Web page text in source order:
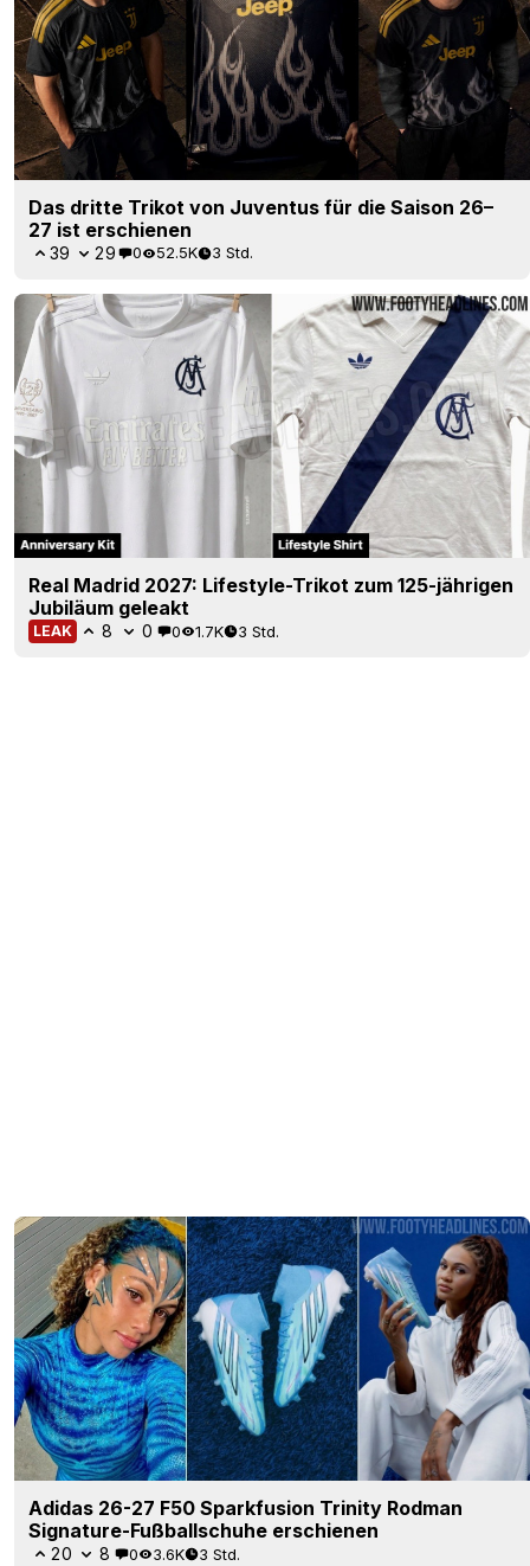
Das dritte Trikot von Juventus für die Saison 26–
27 ist erschienen
39 29 0 52.5K 3 Std.
Real Madrid 2027: Lifestyle-Trikot zum 125-jährigen
Jubiläum geleakt
LEAK 8 0 0 1.7K 3 Std.
Adidas 26-27 F50 Sparkfusion Trinity Rodman
Signature-Fußballschuhe erschienen
20 8 0 3.6K 3 Std.